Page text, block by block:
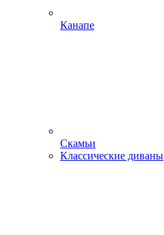
Канапе
Скамьи
Классические диваны